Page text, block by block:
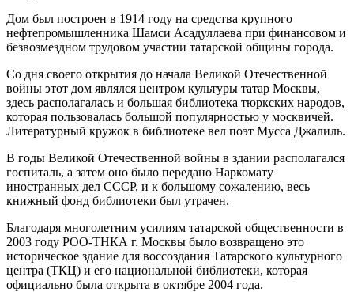
Дом был построен в 1914 году на средства крупного
нефтепромышленника Шамси Асадуллаева при финансовом и
безвозмездном трудовом участии татарской общины города.
Со дня своего открытия до начала Великой Отечественной
войны этот дом являлся центром культуры татар Москвы,
здесь располагалась и большая библиотека тюркских народов,
которая пользовалась большой популярностью у москвичей.
Литературный кружок в библиотеке вел поэт Мусса Джалиль.
В годы Великой Отечественной войны в здании располагался
госпиталь, а затем оно было передано Наркомату
иностранных дел СССР, и к большому сожалению, весь
книжный фонд библиотеки был утрачен.
Благодаря многолетним усилиям татарской общественности в
2003 году РОО-ТНКА г. Москвы было возвращено это
историческое здание для воссоздания Татарского культурного
центра (ТКЦ) и его национальной библиотеки, которая
официально была открыта в октябре 2004 года.